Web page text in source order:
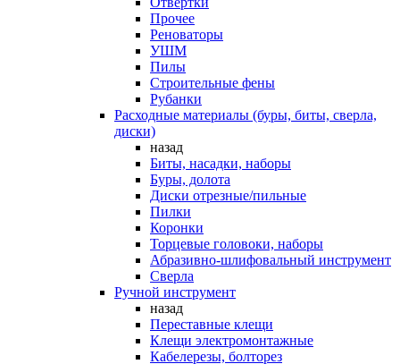
Прочее
Реноваторы
УШМ
Пилы
Строительные фены
Рубанки
Расходные материалы (буры, биты, сверла,
диски)
назад
Биты, насадки, наборы
Буры, долота
Диски отрезные/пильные
Пилки
Коронки
Торцевые головоки, наборы
Абразивно-шлифовальный инструмент
Сверла
Ручной инструмент
назад
Переставные клещи
Клещи электромонтажные
Кабелерезы, болторез